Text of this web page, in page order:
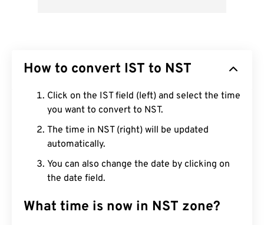
How to convert IST to NST
Click on the IST field (left) and select the time
you want to convert to NST.
The time in NST (right) will be updated
automatically.
You can also change the date by clicking on
the date field.
What time is now in NST zone?